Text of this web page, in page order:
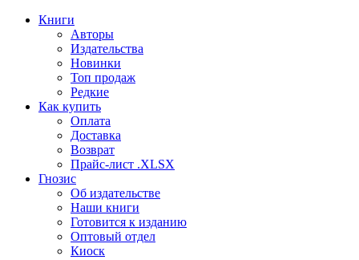
Книги
Авторы
Издательства
Новинки
Топ продаж
Редкие
Как купить
Оплата
Доставка
Возврат
Прайс-лист .XLSX
Гнозис
Об издательстве
Наши книги
Готовится к изданию
Оптовый отдел
Киоск